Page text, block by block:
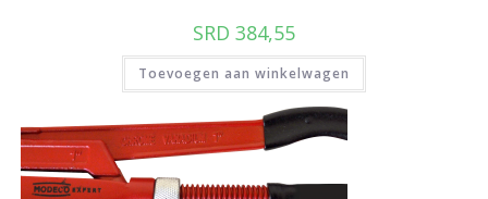
SRD 384,55
Toevoegen aan winkelwagen